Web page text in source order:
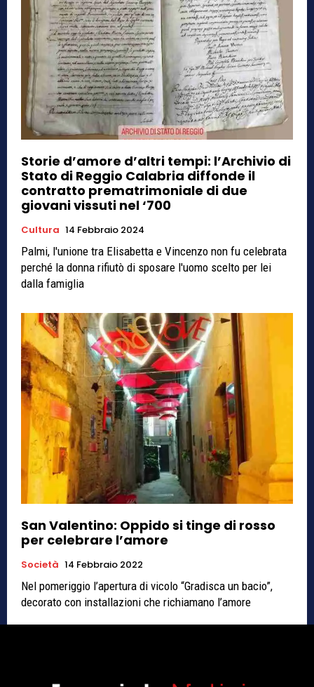
Storie d’amore d’altri tempi: l’Archivio di
Stato di Reggio Calabria diffonde il
contratto prematrimoniale di due
giovani vissuti nel ‘700
Cultura 14 Febbraio 2024
Palmi, l'unione tra Elisabetta e Vincenzo non fu celebrata
perché la donna rifiutò di sposare l'uomo scelto per lei
dalla famiglia
San Valentino: Oppido si tinge di rosso
per celebrare l’amore
Società 14 Febbraio 2022
Nel pomeriggio l’apertura di vicolo “Gradisca un bacio”,
decorato con installazioni che richiamano l’amore